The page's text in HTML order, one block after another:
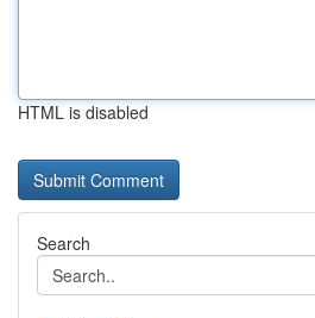
HTML is disabled
Search